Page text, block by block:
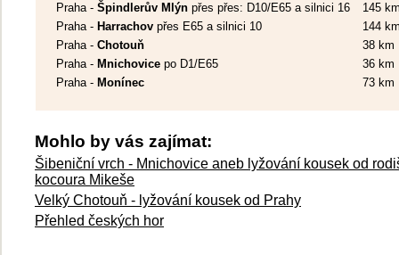
Praha - Špindlerův Mlýn přes přes: D10/E65 a silnici 16
145
Praha - Harrachov přes E65 a silnici 10
144
Praha - Chotouň
38 km
Praha - Mnichovice po D1/E65
36 km
Praha - Monínec 73 km
Mohlo by vás zajímat:
Šibeniční vrch - Mnichovice aneb lyžování kousek od
kocoura Mikeše
Velký Chotouň - lyžování kousek od Prahy
Přehled českých hor